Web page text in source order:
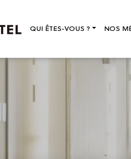
QUI ÊTES-VOUS ? NOS